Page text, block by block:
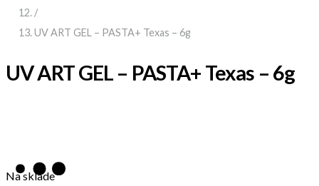
/
UV ART GEL – PASTA+ Texas – 6g
UV ART GEL – PASTA+ Texas – 6g
Na sklade